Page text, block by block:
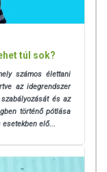
feltüntetett
elzárva
uniós
amelyek a
étrend-
amely
túl sok?
számos élettani
az idegrendszer
és az
történő pótlása
elő...